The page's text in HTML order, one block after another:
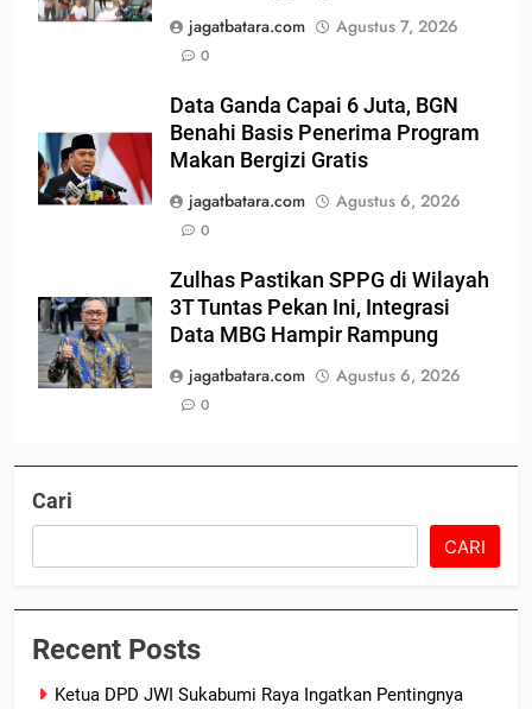
jagatbatara.com
Agustus 7, 2026
0
Data Ganda Capai 6 Juta, BGN
Benahi Basis Penerima Program
Makan Bergizi Gratis
jagatbatara.com
Agustus 6, 2026
0
Zulhas Pastikan SPPG di Wilayah
3T Tuntas Pekan Ini, Integrasi
Data MBG Hampir Rampung
jagatbatara.com
Agustus 6, 2026
0
Cari
CARI
Recent Posts
Ketua DPD JWI Sukabumi Raya Ingatkan Pentingnya